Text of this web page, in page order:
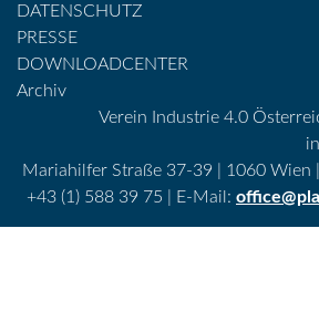
DATENSCHUTZ
PRESSE
DOWNLOADCENTER
Archiv
Verein Industrie 4.0
Mariahilfer Straße 37-39 | 1060 Wien
+43 (1) 588 39 75 | E-Mail: